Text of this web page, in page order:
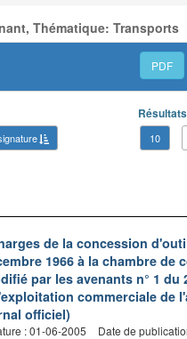
Thématique: Transports
PDF
10
de la concession
1966 à la chambre de
par les avenants n° 1 du
commerciale de
officiel)
: 01-06-2005 Date de